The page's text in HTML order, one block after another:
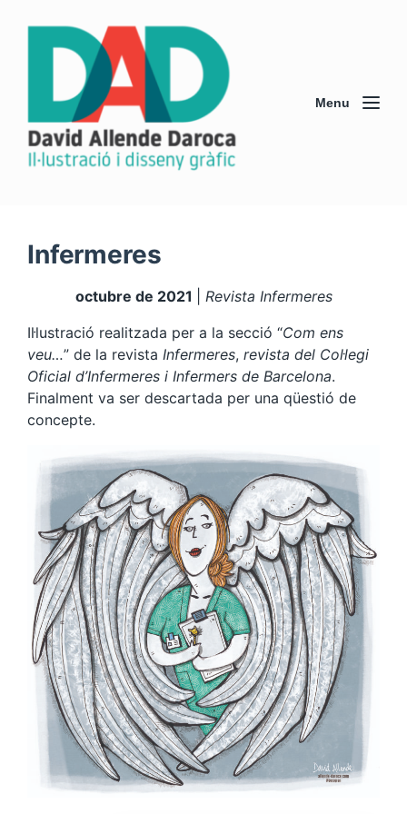
Menu
Infermeres
octubre de 2021
Revista Infermeres
Il·lustració realitzada per a la secció “Com ens
veu…” de la revista Infermeres, revista del Col·legi
Oficial d’Infermeres i Infermers de Barcelona.
Finalment va ser descartada per una qüestió de
concepte.